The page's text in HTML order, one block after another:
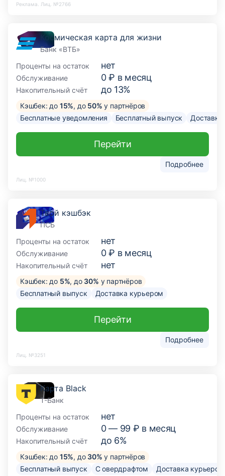
Реклама. Лиц. №2766
Космическая карта для жизни
Банк «ВТБ»
Проценты на остаток
нет
Обслуживание 0 ₽ в месяц
Накопительный счёт до 13%
Кэшбек: до 15%, до 50% у партнёров
Бесплатные уведомления
Бесплатный выпуск
Подробнее
Перейти
Лиц. №1000
Твой кэшбэк
ПСБ
Проценты на остаток
нет
Обслуживание 0 ₽ в месяц
Накопительный счёт нет
Кэшбек: до 5%, до 30% у партнёров
Бесплатный выпуск
Доставка курьером
Подробнее
Перейти
Лиц. №3251
Карта Black
Т-Банк
Проценты на остаток
нет
Обслуживание 0 — 99 ₽ в месяц
Накопительный счёт до 6%
Кэшбек: до 15%, до 30% у партнёров
Бесплатный выпуск
С овердрафтом Доставка курьером